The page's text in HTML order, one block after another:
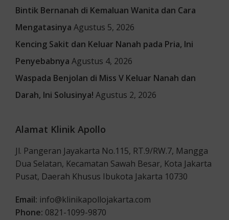
Bintik Bernanah di Kemaluan Wanita dan Cara
Mengatasinya Agustus 5, 2026
Kencing Sakit dan Keluar Nanah pada Pria, Ini
Penyebabnya Agustus 4, 2026
Waspada Benjolan di Miss V Keluar Nanah dan
Darah, Ini Solusinya! Agustus 2, 2026
Alamat Klinik Apollo
Jl. Pangeran Jayakarta No.115, RT.9/RW.7, Mangga
Dua Selatan, Kecamatan Sawah Besar, Kota Jakarta
Pusat, Daerah Khusus Ibukota Jakarta 10730
Email: info@klinikapollojakarta.com
Phone: 0821-1099-9870